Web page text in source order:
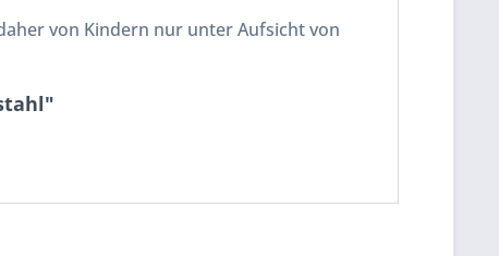
von Kindern nur unter Aufsicht von